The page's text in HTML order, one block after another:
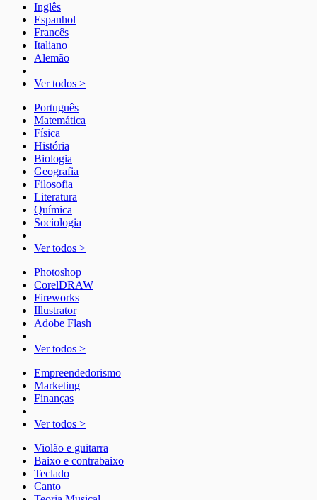
Inglês
Espanhol
Francês
Italiano
Alemão
Ver todos >
Português
Matemática
Física
História
Biologia
Geografia
Filosofia
Literatura
Química
Sociologia
Ver todos >
Photoshop
CorelDRAW
Fireworks
Illustrator
Adobe Flash
Ver todos >
Empreendedorismo
Marketing
Finanças
Ver todos >
Violão e guitarra
Baixo e contrabaixo
Teclado
Canto